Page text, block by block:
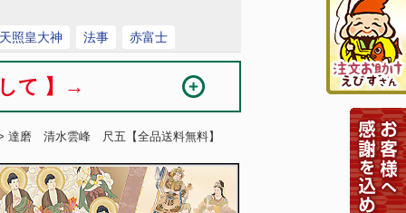
照皇大神 法事 赤富士
して 】→
達磨 清水雲峰 尺五【全品送料無料】